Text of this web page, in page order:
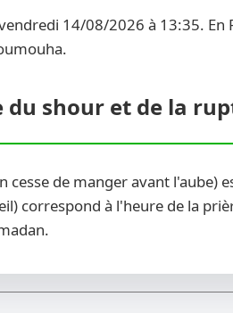
14/08/2026 à 13:35. En
shour et de la
cesse de manger avant l'aube)
correspond à l'heure de la